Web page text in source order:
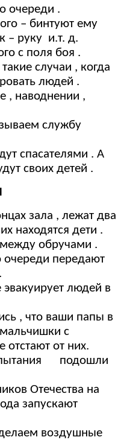
очереди .
– бинтуют ему
– руку и.т. д.
с поля боя .
случаи , когда
людей .
, наводнении ,
службу
спасателями . А
своих детей .
зала , лежат два
находятся дети .
обручами .
передают
людей в
, что ваши папы в
с
отстают от них.
подошли
Отечества на
запускают
воздушные